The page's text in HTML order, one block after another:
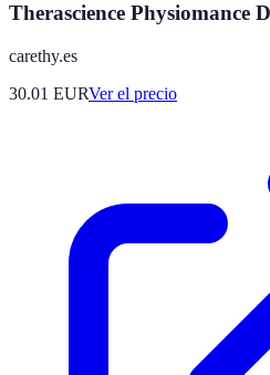
Therascience Physiomance
carethy.es
30.01 EURVer el precio